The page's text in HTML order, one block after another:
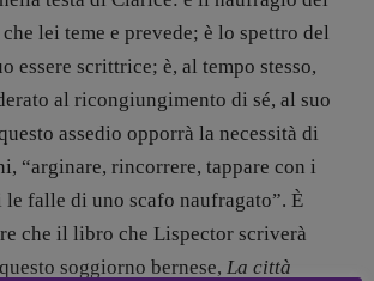
com]
lei teme e prevede; è lo spettro del
essere scrittrice; è, al tempo stesso,
al ricongiungimento di sé, al suo
assedio opporrà la necessità di
“arginare, rincorrere, tappare con i
falle di uno scafo naufragato”. È
che il libro che Lispector scriverà
soggiorno bernese, La città